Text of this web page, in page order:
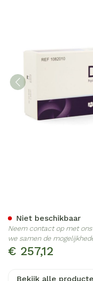
€ 257,12
Niet beschikbaar
Neem contact op met
we samen de
Bekijk alle